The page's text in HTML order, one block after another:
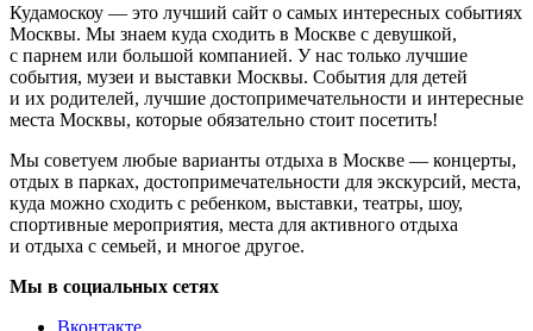
Кудамоскоу — это лучший сайт о самых интересных событиях
Москвы. Мы знаем куда сходить в Москве с девушкой,
с парнем или большой компанией. У нас только лучшие
события, музеи и выставки Москвы. События для детей
и их родителей, лучшие достопримечательности и интересные
места Москвы, которые обязательно стоит посетить!
Мы советуем любые варианты отдыха в Москве — концерты,
отдых в парках, достопримечательности для экскурсий, места,
куда можно сходить с ребенком, выставки, театры, шоу,
спортивные мероприятия, места для активного отдыха
и отдыха с семьей, и многое другое.
Мы в социальных сетях
Вконтакте